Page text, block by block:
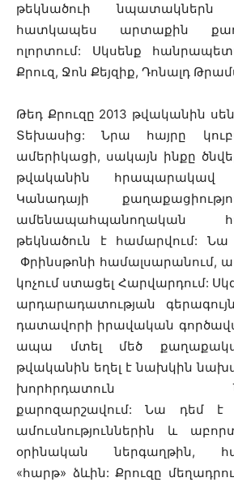
թեկնածուի նպատակներն
հատկապես արտաքին
ոլորտում: Սկսենք
Քրուզ, Ջոն Քեյզիք, Դոնալդ
Թեդ Քրուզը 2013 թվականին
Տեխասից: Նրա հայրը
ամերիկացի, սակայն ինքը
թվականին հրապարակավ
Կանադայի
ամենապահպանողական
թեկնածուն է համարվում:
Փրինսթոնի համալսարանում,
կոչում ստացել Հարվարդում:
արդարադատության
դատավորի իրավական
ապա մտել մեծ
թվականին եղել է նախկին
խորհրդատուն
քարոզարշավում: Նա դեմ է
ամուսնություններին և
օրինական ներգաղթին,
«հարթ» ձևին: Քրուզը